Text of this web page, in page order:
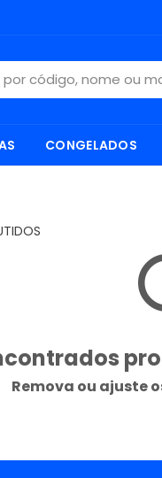
CONGELADOS
Remova ou ajuste